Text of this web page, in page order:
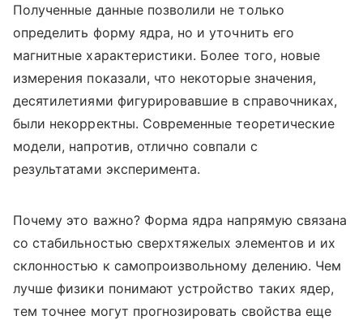
Полученные данные позволили не только
определить форму ядра, но и уточнить его
магнитные характеристики. Более того, новые
измерения показали, что некоторые значения,
десятилетиями фигурировавшие в справочниках,
были некорректны. Современные теоретические
модели, напротив, отлично совпали с
результатами эксперимента.
Почему это важно? Форма ядра напрямую связана
со стабильностью сверхтяжелых элементов и их
склонностью к самопроизвольному делению. Чем
лучше физики понимают устройство таких ядер,
тем точнее могут прогнозировать свойства еще